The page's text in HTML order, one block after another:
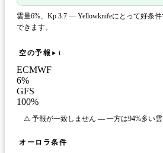
雲量6%、Kp 3.7 — Yellowknifeにとって好条
できます。
空の予報 i
ECMWF
6%
GFS
100%
⚠ 予報が一致しません — 一方は94%多い
オーロラ条件